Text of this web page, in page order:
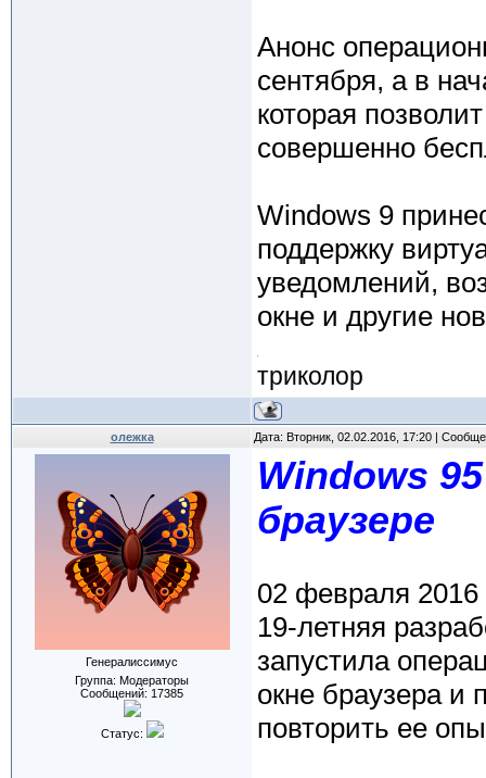
Анонс
сентября, а в
которая
совершенно
Windows 9
поддержку
уведомлений,
окне и другие
триколор
олежка Дата: Вторник, 02.02.2016, 17:20 |
Генералиссимус
Группа: Модераторы
Сообщений: 17385
Статус:
Windows
браузере
02 февраля 2016
19-летняя
запустила
окне браузера и
повторить ее